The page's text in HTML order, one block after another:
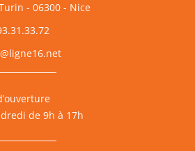
- 06300 - Nice
de 9h à 17h